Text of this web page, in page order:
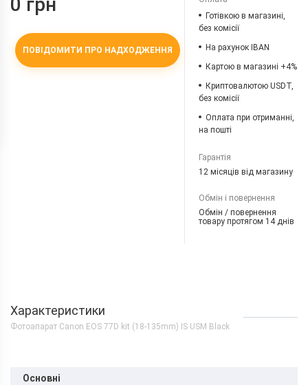
ПОВІДОМИТИ ПРО НАДХОДЖЕННЯ
Готівкою в магазині,
без комісії
На рахунок IBAN
Картою в магазині +4%
Криптовалютою USDT,
без комісії
Оплата при отриманні,
на пошті
Гарантія
12 місяців від магазину
Обмін і повернення
Обмін / повернення
товару протягом 14 днів
Характеристики
Фотоапарат Canon EOS 77D kit (18-135mm) IS USM Black
Основні